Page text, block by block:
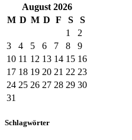
August 2026
M D M D F S
S
1
2
3
4 5 6 7 8
9
10 11 12 13 14 15 16
17 18 19 20 21 22 23
24 25 26 27 28 29 30
31
Schlagwörter